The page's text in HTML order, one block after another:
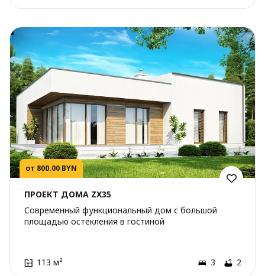
от 800.00 BYN
ПРОЕКТ ДОМА ZX35
Современный функциональный дом с большой
площадью остекления в гостиной
113 м² 3 2